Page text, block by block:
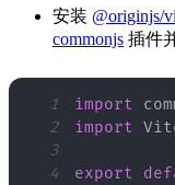
安装 @originjs/
commonjs 插件
1 import
2
import
3
4
export